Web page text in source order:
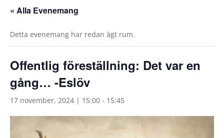
« Alla Evenemang
Detta evenemang har redan ägt rum.
Offentlig föreställning: Det var en
gång… -Eslöv
17 november, 2024 | 15:00 - 15:45